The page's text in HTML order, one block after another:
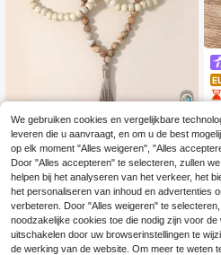
5
oaiite Jewelry
1 stuk lange ketting met steentjes e
n houten kralen, bohemian stijl met
kwastje, rozenkrans meditatie siera
ad, unisex, geschikt als cadeau voo
r hem/haar
6 .39€
n
a
8
We gebruiken cookies en vergelijkbare
leveren die u aanvraagt, en om u de best
op elk moment "Alles weigeren", "Alles
Door "Alles accepteren" te selecteren, zullen
helpen bij het analyseren van het verkeer, het
het personaliseren van inhoud en advertenties
verbeteren. Door "Alles weigeren" te
noodzakelijke cookies toe die nodig zijn voor
uitschakelen door uw browserinstellingen te
de werking van de website. Om meer te weten